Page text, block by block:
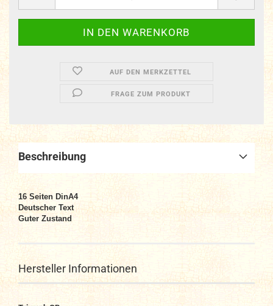
AUF DEN MERKZETTEL
FRAGE ZUM PRODUKT
Beschreibung
16 Seiten DinA4
Deutscher Text
Guter Zustand
Hersteller Informationen